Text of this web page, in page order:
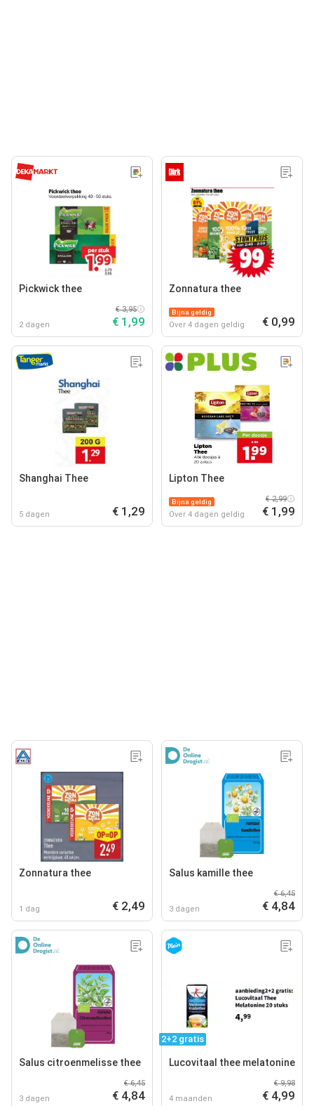
Pickwick thee
2 dagen
€ 3,95
€ 1,99
Zonnatura thee
Bijna geldig
Over 4 dagen geldig € 0,99
Shanghai Thee
5 dagen € 1,29
Lipton Thee
Bijna geldig
Over 4 dagen geldig
€ 2,99
€ 1,99
Zonnatura thee
1 dag € 2,49
Salus kamille thee
3 dagen
€ 6,45
€ 4,84
Salus citroenmelisse thee
3 dagen
€ 6,45
€ 4,84
2+2 gratis
Lucovitaal thee melatonine
4 maanden
€ 9,98
€ 4,99